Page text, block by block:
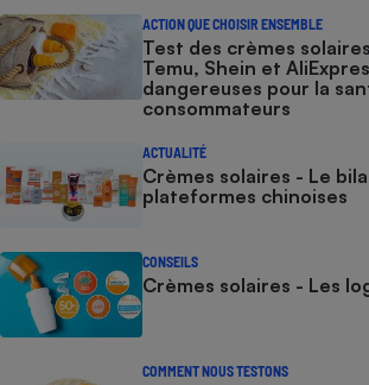
ACTION QUE CHOISIR ENSEMBLE
Test des crèmes
Temu, Shein et
dangereuses pour la
consommateurs
ACTUALITÉ
Crèmes solaires - Le
plateformes chinoises
CONSEILS
Crèmes solaires - Les
COMMENT NOUS TESTONS